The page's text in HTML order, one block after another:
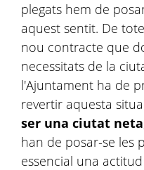
plegats hem de
aquest sentit. De
nou contracte que
necessitats de la
l'Ajuntament ha de
revertir aquesta
ser una ciutat neta
han de posar-se les
essencial una